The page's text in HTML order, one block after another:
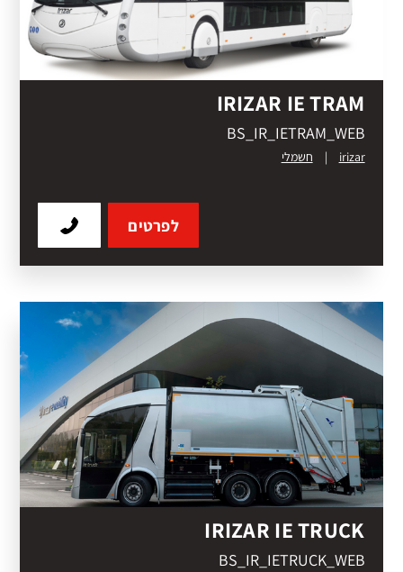
IRIZAR IE TRAM
BS_IR_IETRAM_WEB
irizar
| חשמלי
לפרטים
IRIZAR IE TRUCK
BS_IR_IETRUCK_WEB